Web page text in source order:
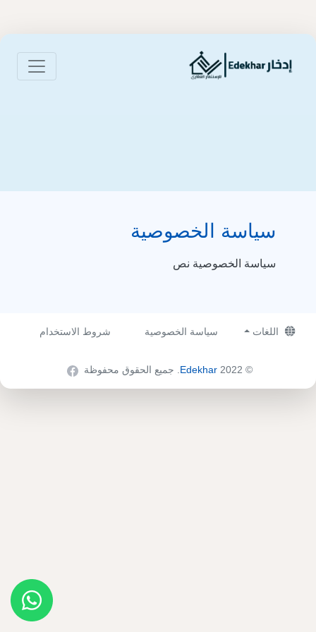
سياسة الخصوصية
سياسة الخصوصية نص
© 2022
Edekhar. جميع الحقوق محفوظة
سياسة الخصوصية شروط الاستخدام